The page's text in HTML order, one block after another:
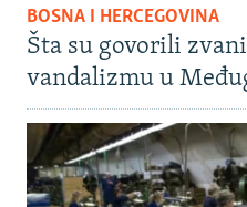
BOSNA I HERCEGOVINA
Šta su govorili
vandalizmu u